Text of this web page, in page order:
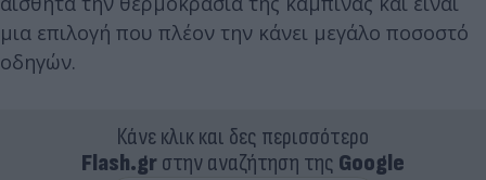
μια επιλογή που πλέον την κάνει μεγάλο ποσοστό
οδηγών.
Κάνε κλικ και δες περισσότερο
Flash.grστην αναζήτηση της Google